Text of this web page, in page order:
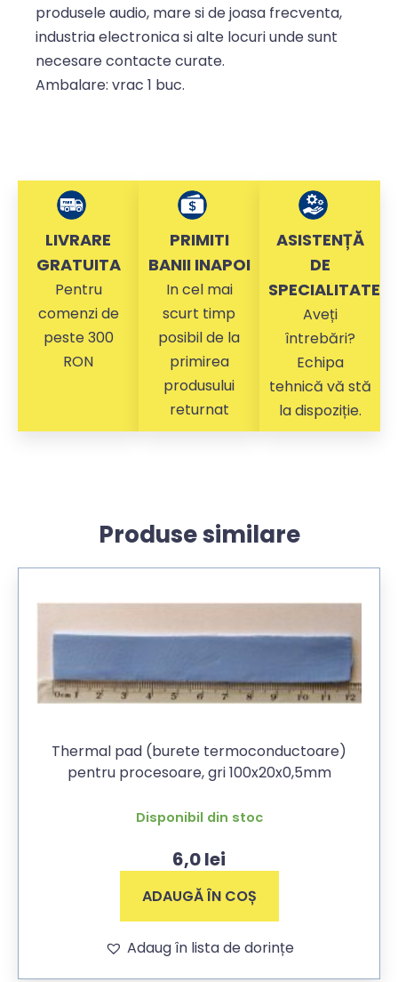
produsele audio, mare si de joasa frecventa,
industria electronica si alte locuri unde sunt
necesare contacte curate.
Ambalare: vrac 1 buc.
LIVRARE
GRATUITA
Pentru
comenzi de
peste 300
RON
PRIMITI
BANII INAPOI
In cel mai
scurt timp
posibil de la
primirea
produsului
returnat
ASISTENȚĂ
DE
SPECIALITATE
Aveți
întrebări?
Echipa
tehnică vă stă
la dispoziție.
Produse similare
Thermal pad (burete termoconductoare)
pentru procesoare, gri 100x20x0,5mm
Disponibil din stoc
6,0lei
ADAUGĂ ÎN COȘ
Adaug în lista de dorințe